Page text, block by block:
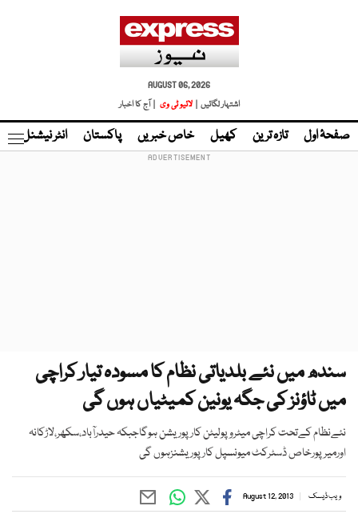
AUGUST 06, 2026
اشتہار لگائیں |
لائیو ٹی وی | آج کا اخبار
صفحۂ اول تازہ ترین کھیل خاص خبریں پاکستان انٹر نیشنل
سندھ میں نئے بلدیاتی نظام کا مسودہ تیار کراچی
میں ٹاؤنز کی جگہ یونین کمیٹیاں ہوں گی
نئےنظام کےتحت کراچی میٹروپولیٹن کارپوریشن ہوگاجبکہ حیدرآباد،سکھر،لاڑکانہ
اورمیرپورخاص ڈسٹرکٹ میونسپل کارپوریشنزہوں گی
ویب ڈیسک August 12, 2013